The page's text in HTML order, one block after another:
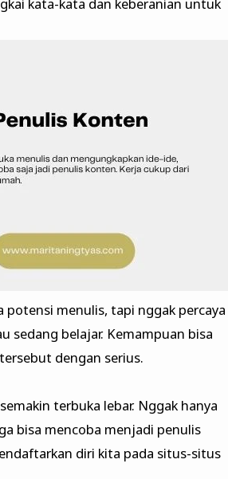
potensi menulis, tapi nggak percaya
sedang belajar. Kemampuan bisa
dengan serius.
terbuka lebar. Nggak hanya
bisa mencoba menjadi penulis
diri kita pada situs-situs